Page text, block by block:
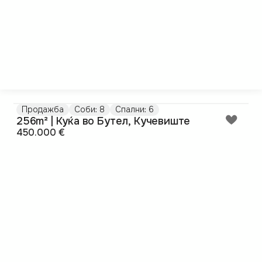
Продажба Соби: 8 Спални: 6
256m² | Куќа во Бутел, Кучевиште
450.000 €